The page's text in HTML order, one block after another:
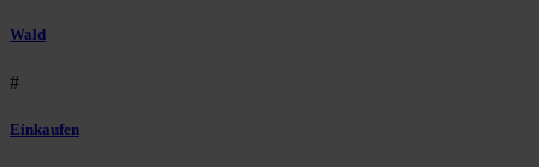
Wald
#
Einkaufen